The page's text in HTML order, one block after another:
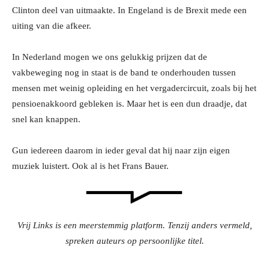
Clinton deel van uitmaakte. In Engeland is de Brexit mede een
uiting van die afkeer.
In Nederland mogen we ons gelukkig prijzen dat de
vakbeweging nog in staat is de band te onderhouden tussen
mensen met weinig opleiding en het vergadercircuit, zoals bij het
pensioenakkoord gebleken is. Maar het is een dun draadje, dat
snel kan knappen.
Gun iedereen daarom in ieder geval dat hij naar zijn eigen
muziek luistert. Ook al is het Frans Bauer.
Vrij Links is een meerstemmig platform. Tenzij anders vermeld,
spreken auteurs op persoonlijke titel.